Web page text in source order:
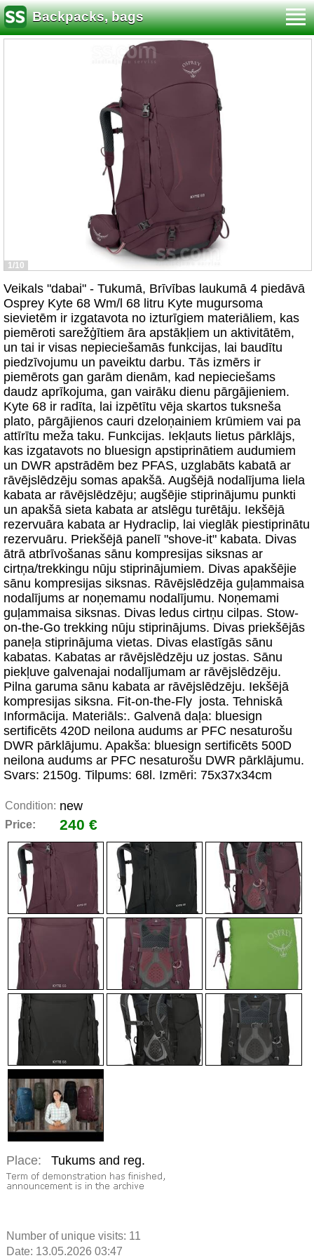
Backpacks, bags
1/10
Veikals "dabai" - Tukumā, Brīvības laukumā 4 piedāvā
Osprey Kyte 68 Wm/l 68 litru Kyte mugursoma
sievietēm ir izgatavota no izturīgiem materiāliem, kas
piemēroti sarežģītiem āra apstākļiem un aktivitātēm,
un tai ir visas nepieciešamās funkcijas, lai baudītu
piedzīvojumu un paveiktu darbu. Tās izmērs ir
piemērots gan garām dienām, kad nepieciešams
daudz aprīkojuma, gan vairāku dienu pārgājieniem.
Kyte 68 ir radīta, lai izpētītu vēja skartos tuksneša
plato, pārgājienos cauri dzeloņainiem krūmiem vai pa
attīrītu meža taku. Funkcijas. Iekļauts lietus pārklājs,
kas izgatavots no bluesign apstiprinātiem audumiem
un DWR apstrādēm bez PFAS, uzglabāts kabatā ar
rāvējslēdzēju somas apakšā. Augšējā nodalījuma liela
kabata ar rāvējslēdzēju; augšējie stiprinājumu punkti
un apakšā sieta kabata ar atslēgu turētāju. Iekšējā
rezervuāra kabata ar Hydraclip, lai vieglāk piestiprinātu
rezervuāru. Priekšējā panelī "shove-it" kabata. Divas
ātrā atbrīvošanas sānu kompresijas siksnas ar
cirtņa/trekkingu nūju stiprinājumiem. Divas apakšējie
sānu kompresijas siksnas. Rāvējslēdzēja guļammaisa
nodalījums ar noņemamu nodalījumu. Noņemami
guļammaisa siksnas. Divas ledus cirtņu cilpas. Stow-
on-the-Go trekking nūju stiprinājums. Divas priekšējās
paneļa stiprinājuma vietas. Divas elastīgās sānu
kabatas. Kabatas ar rāvējslēdzēju uz jostas. Sānu
piekļuve galvenajai nodalījumam ar rāvējslēdzēju.
Pilna garuma sānu kabata ar rāvējslēdzēju. Iekšējā
kompresijas siksna. Fit-on-the-Fly josta. Tehniskā
Informācija. Materiāls:. Galvenā daļa: bluesign
sertificēts 420D neilona audums ar PFC nesaturošu
DWR pārklājumu. Apakša: bluesign sertificēts 500D
neilona audums ar PFC nesaturošu DWR pārklājumu.
Svars: 2150g. Tilpums: 68l. Izmēri: 75x37x34cm
Condition: new
Price: 240 €
Place: Tukums and reg.
Number of unique visits: 11
Date: 13.05.2026 03:47